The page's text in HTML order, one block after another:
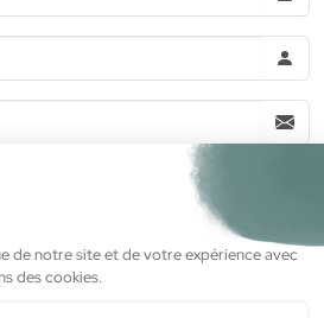
des informations commerciales de la